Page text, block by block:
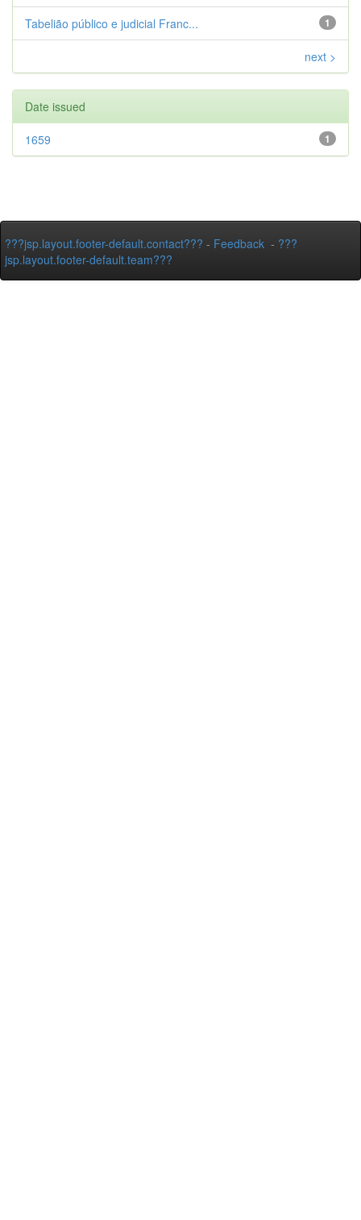
1
Tabelião público e judicial Franc...
next >
Date issued
1
1659
???jsp.layout.footer-default.contact??? - Feedback - ???
jsp.layout.footer-default.team???